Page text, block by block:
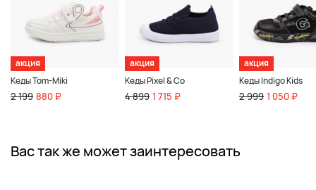
акция
Кеды Tom-Miki
2 199 880 ₽
акция
Кеды Pixel & Co
4 899 1 715 ₽
акция
Кеды Indigo Kids
2 999 1 050 ₽
Вас так же может заинтересовать